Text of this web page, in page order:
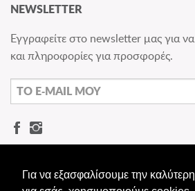
Για να εξασφαλίσουμε την
NEWSLETTER
Εγγραφείτε στο newsletter μας για
και πληροφορίες για προσφορές.